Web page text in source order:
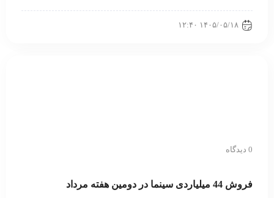
۱۴۰۵/۰۵/۱۸ ۱۲:۴۰
0 دیدگاه
فروش 44 میلیاردی سینما در دومین هفته مرداد